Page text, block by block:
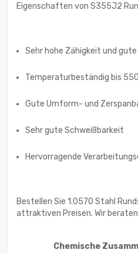
Eigenschaften von S355J2
Sehr hohe Zähigkeit und
Temperaturbeständig bis
Gute Umform- und
Sehr gute Schweißbarkeit
Hervorragende
Bestellen Sie 1.0570 Stahl
attraktiven Preisen. Wir
Chemische